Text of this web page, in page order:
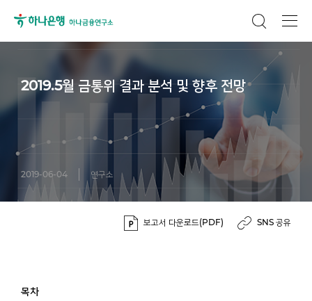
2019.5월 금통위 결과 분석 및 향후 전망
2019-06-04 연구소
보고서 다운로드(PDF) SNS 공유
목차